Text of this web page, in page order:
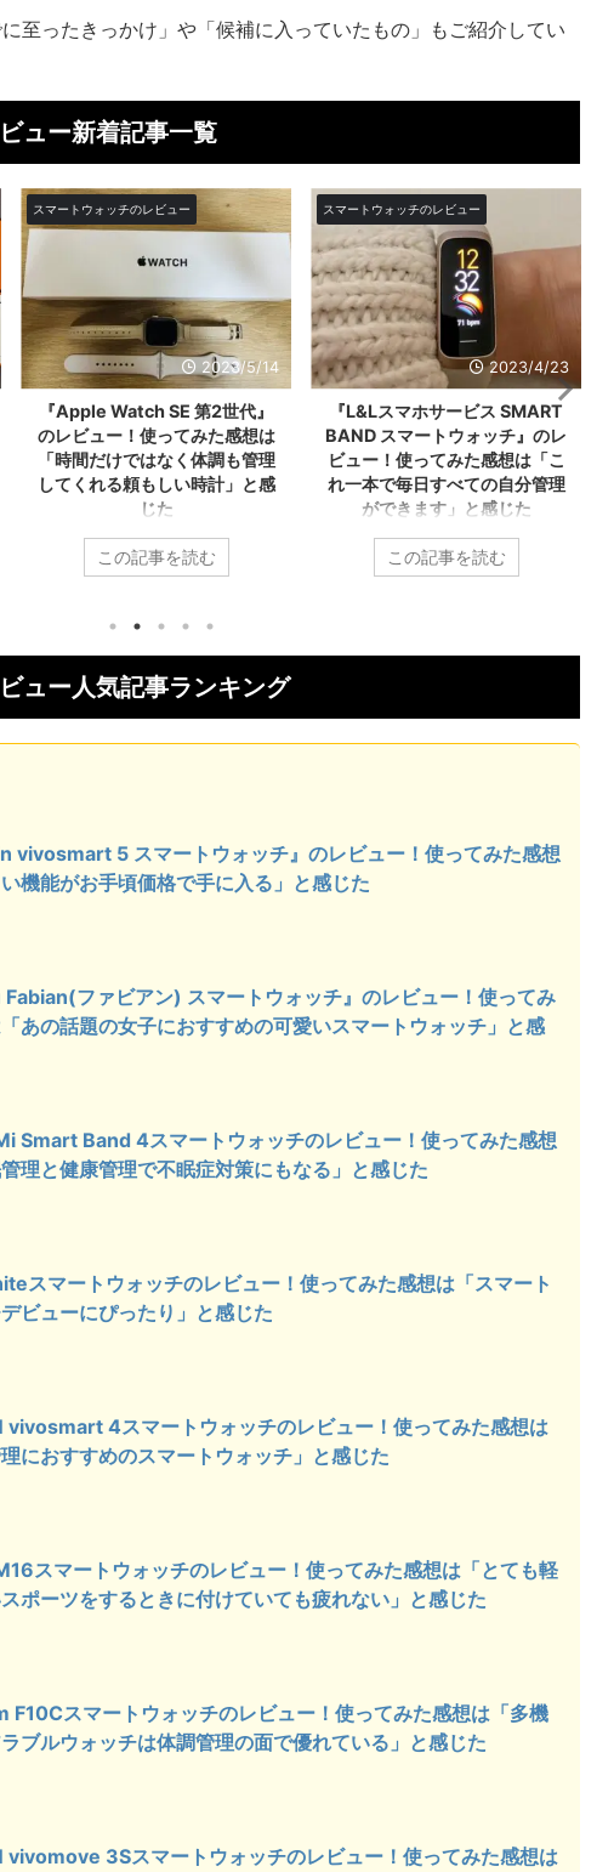
至ったきっかけ」や「候補に入っていたもの」もご紹介してい
ュー新着記事一覧
スマートウォッチのレビュー
2023/4/23
『L&Lスマホサービス SMART
BAND スマートウォッチ』のレ
ビュー！使ってみた感想は「こ
れ一本で毎日すべての自分管理
ができます」と感じた
東京都にお住いの49歳女性（自営
業：事務代行）が2023年1月頃に
SMART BAND スマートウォッ
チ』を実際に使ってみたレビュー
をご紹介します。 購入したガジェ
い。 気に入っているところ これ一
本で毎日の体調管理ができます 携
に ...
この記事を読む
スマートウォッチのレビュー
2023/2/15
『rasiku Fabian(ファビアン)
スマートウォッチ』のレビュ
ー！使ってみた感想は「あの話
題の女子におすすめの可愛いス
マートウォッチ」と感じた
岡山県にお住いの27歳女性（不動
産・建築系：施工管理）が2023年
ッチ』を実際に使ってみたレビュ
さい。 気に入っているところ 推し
を持ち歩ける 丸型液晶が可愛い リ
この記事を読む
ュー人気記事ランキング
vivosmart 5 スマートウォッチ』のレビュー！使ってみた感想
機能がお手頃価格で手に入る」と感じた
Fabian(ファビアン) スマートウォッチ』のレビュー！使ってみ
あの話題の女子におすすめの可愛いスマートウォッチ」と感
Smart Band 4スマートウォッチのレビュー！使ってみた感想
理と健康管理で不眠症対策にもなる」と感じた
スマートウォッチのレビュー！使ってみた感想は「スマート
ビューにぴったり」と感じた
vivosmart 4スマートウォッチのレビュー！使ってみた感想は
理におすすめのスマートウォッチ」と感じた
スマートウォッチのレビュー！使ってみた感想は「とても軽
ポーツをするときに付けていても疲れない」と感じた
F10Cスマートウォッチのレビュー！使ってみた感想は「多機
ブルウォッチは体調管理の面で優れている」と感じた
vivomove 3Sスマートウォッチのレビュー！使ってみた感想は